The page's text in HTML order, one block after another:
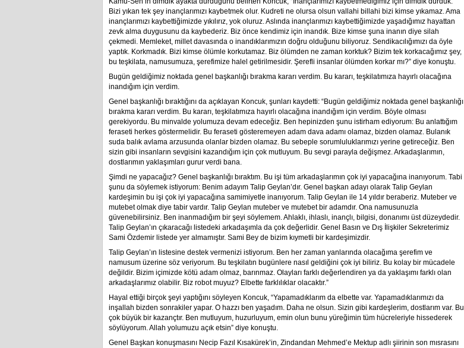
Bizi yıkan tek şey inançlarımızı kaybetmek olur. Kudreti ne olursa olsun vallahi billahi bizi kimse yıkamaz. Ama
inançlarımızı kaybettiğimizde yıkılırız, yok oluruz. Aslında inançlarımızı kaybettiğimizde yaşadığımız hayattan
zevk alma duygusunu da kaybederiz. Biz önce kendimiz için inandık. Bize kimse şuna inanın diye silah
çekmedi. Memleket, millet davasında o inandıklarımızın doğru olduğunu biliyoruz. Sendikacılığımızı da öyle
yaptık. Korkmadık. Bizi kimse ölümle korkutamaz. Biz ölümden ne zaman korktuk? Bizim tek korkacağımız şey,
bu teşkilata, namusumuza, şerefimize halel getirilmesidir. Şerefli insanlar ölümden korkar mı?” diye konuştu.
Bugün geldiğimiz noktada genel başkanlığı bırakma kararı verdim. Bu kararı, teşkilatımıza hayırlı olacağına
inandığım için verdim.
Genel başkanlığı bıraktığını da açıklayan Koncuk, şunları kaydetti: “Bugün geldiğimiz noktada genel başkanlığı
bırakma kararı verdim. Bu kararı, teşkilatımıza hayırlı olacağına inandığım için verdim. Böyle olması
gerekiyordu. Bu minvalde yolumuza devam edeceğiz. Ben hepinizden şunu istirham ediyorum: Bu anlattığım
feraseti herkes göstermelidir. Bu feraseti gösteremeyen adam dava adamı olamaz, bizden olamaz. Bulanık
suda balık avlama arzusunda olanlar bizden olamaz. Bu sebeple sorumluluklarımızı yerine getireceğiz. Ben
sizin gibi insanların sevgisini kazandığım için çok mutluyum. Bu sevgi parayla değişmez. Arkadaşlarımın,
dostlarımın yaklaşımları gurur verdi bana.
Şimdi ne yapacağız? Genel başkanlığı bıraktım. Bu işi tüm arkadaşlarımın çok iyi yapacağına inanıyorum. Tabi
şunu da söylemek istiyorum: Benim adayım Talip Geylan’dır. Genel başkan adayı olarak Talip Geylan
kardeşimin bu işi çok iyi yapacağına samimiyetle inanıyorum. Talip Geylan ile 14 yıldır beraberiz. Muteber ve
mutebet olmak diye tabir vardır. Talip Geylan muteber ve mutebet bir adamdır. Ona namusunuzla
güvenebilirsiniz. Ben inanmadığım bir şeyi söylemem. Ahlaklı, ihlaslı, inançlı, bilgisi, donanımı üst düzeydedir.
Talip Geylan’ın çıkaracağı listedeki arkadaşımla da çok değerlidir. Genel Basın ve Dış İlişkiler Sekreterimiz
Sami Özdemir listede yer almamıştır. Sami Bey de bizim kıymetli bir kardeşimizdir.
Talip Geylan’ın listesine destek vermenizi istiyorum. Ben her zaman yanlarında olacağıma şerefim ve
namusum üzerine söz veriyorum. Bu teşkilatın bugünlere nasıl geldiğini çok iyi biliriz. Bu kolay bir mücadele
değildir. Bizim içimizde kötü adam olmaz, barınmaz. Olayları farklı değerlendiren ya da yaklaşımı farklı olan
arkadaşlarımız olabilir. Biz robot muyuz? Elbette farklılıklar olacaktır.”
Hayal ettiği birçok şeyi yaptığını söyleyen Koncuk, “Yapamadıklarım da elbette var. Yapamadıklarımızı da
inşallah bizden sonrakiler yapar. O hazzı ben yaşadım. Daha ne olsun. Sizin gibi kardeşlerim, dostlarım var. Bu
çok büyük bir kazançtır. Ben mutluyum, huzurluyum, emin olun bunu yüreğimin tüm hücreleriyle hissederek
söylüyorum. Allah yolumuzu açık etsin” diye konuştu.
Genel Başkan konuşmasını Necip Fazıl Kısakürek’in, Zindandan Mehmed’e Mektup adlı şiirinin son mısrasını